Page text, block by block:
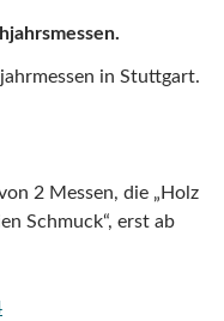
in Stuttgart.
2 Messen, die „Holz
Schmuck“, erst ab